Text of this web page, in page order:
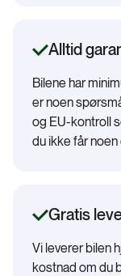
Alltid
Bilene har
er noen
og EU-kontroll
du ikke får
Gratis
Vi leverer bilen
kostnad om du